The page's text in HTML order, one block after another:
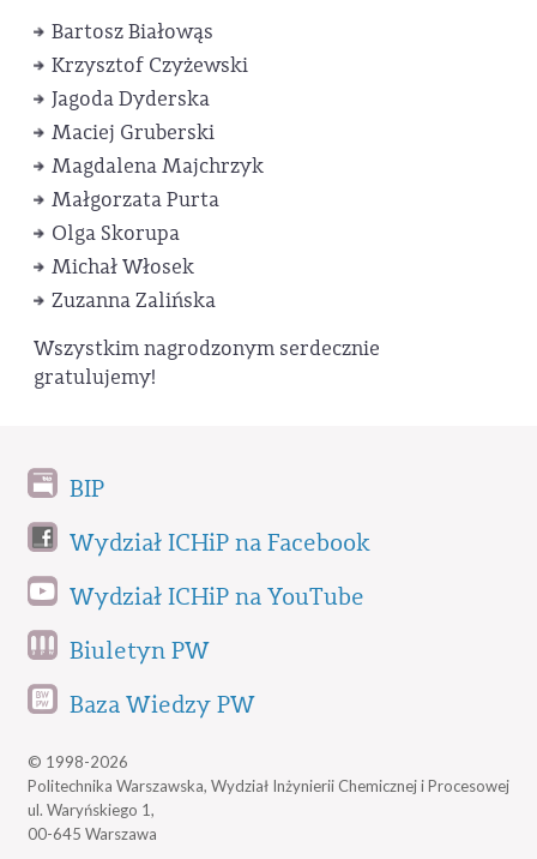
Bartosz Białowąs
Krzysztof Czyżewski
Jagoda Dyderska
Maciej Gruberski
Magdalena Majchrzyk
Małgorzata Purta
Olga Skorupa
Michał Włosek
Zuzanna Zalińska
Wszystkim nagrodzonym serdecznie
gratulujemy!
BIP
Wydział ICHiP na Facebook
Wydział ICHiP na YouTube
Biuletyn PW
Baza Wiedzy PW
© 1998-2026
Politechnika Warszawska, Wydział Inżynierii Chemicznej i Procesowej
ul. Waryńskiego 1,
00-645 Warszawa